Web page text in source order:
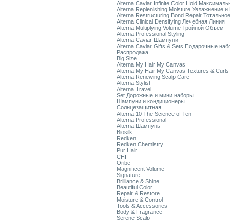
Alterna Caviar Infinite Color Hold
Alterna Replenishing Moisture Увлажнение и
Alterna Restructuring Bond Repair
Alterna Clinical Densifying Лечебная Линия
Alterna Multiplying Volume Тройной Объем
Alterna Professional Styling
Alterna Caviar Шампуни
Alterna Caviar Gifts & Sets Подарочные
Распродажа
Big Size
Alterna My Hair My Canvas
Alterna My Hair My Canvas Textures & Curls
Alterna Renewing Scalp Care
Alterna Stylist
Alterna Travel
Set Дорожные и мини наборы
Шампуни и кондиционеры
Солнцезащитная
Alterna 10 The Science of Ten
Alterna Professional
Alterna Шампунь
Biosilk
Redken
Redken Chemistry
Pur Hair
CHI
Oribe
Magnificent Volume
Signature
Brilliance & Shine
Beautiful Color
Repair & Restore
Moisture & Control
Tools & Accessories
Body & Fragrance
Serene Scalp